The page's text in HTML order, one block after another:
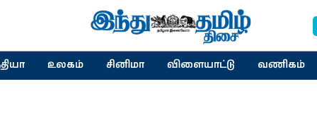
உலகம் சினிமா விளையாட்டு வணிகம்